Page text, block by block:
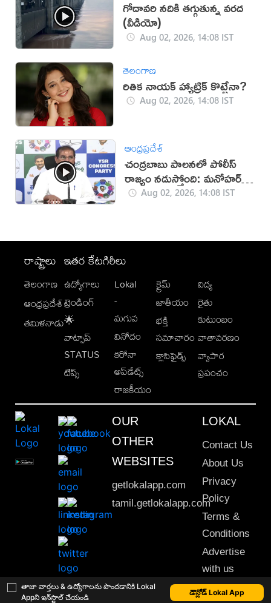
తాజా వార్తలు & ఉద్యోగాలను పొందడానికి Lokal
Appని ఇన్‌స్టాల్ చేయండి
డౌన్లోడ్ Lokal App
గోదావరి నదికి తగ్గుతున్న వరద
(వీడియో)
Aug 02, 2026, 14:08 IST
తెలంగాణ
రితిక నాయక్ హ్యాట్రిక్ కొట్టేనా?
Aug 02, 2026, 14:08 IST
ఆంధ్రప్రదేశ్
చంద్రబాబు పాలనలో పోలీస్
రాజ్యం నడుస్తోంది: మనోహర్
రెడ్డి Aug 02, 2026, 14:08 IST
రాష్ట్రాలు
తెలంగాణ
ఆంధ్రప్రదేశ్
తమిళనాడు
ఇతర కేటగిరీలు
ఉద్యోగాలు
ట్రెండింగ్
🌟
వాట్సాప్
STATUS
టిప్స్
Lokal
-
మగువ
వినోదం
కరోనా
అప్‌డేట్స్
రాజకీయం
క్రైమ్
జాతీయం
భక్తి
సమాచారం
క్లాసిఫైడ్స్
విద్య
రైతు
కుటుంబం
వాతావరణం
వ్యాపార
ప్రపంచం
OUR
OTHER
WEBSITES
getlokalapp.com
tamil.getlokalapp.com
LOKAL
Contact Us
About Us
Privacy
Policy
Terms &
Conditions
Advertise
with us
Sitemap
This material may not be published, transmitted, rewritten or redistributed. © 2020 Lokal App. All rights reserved.